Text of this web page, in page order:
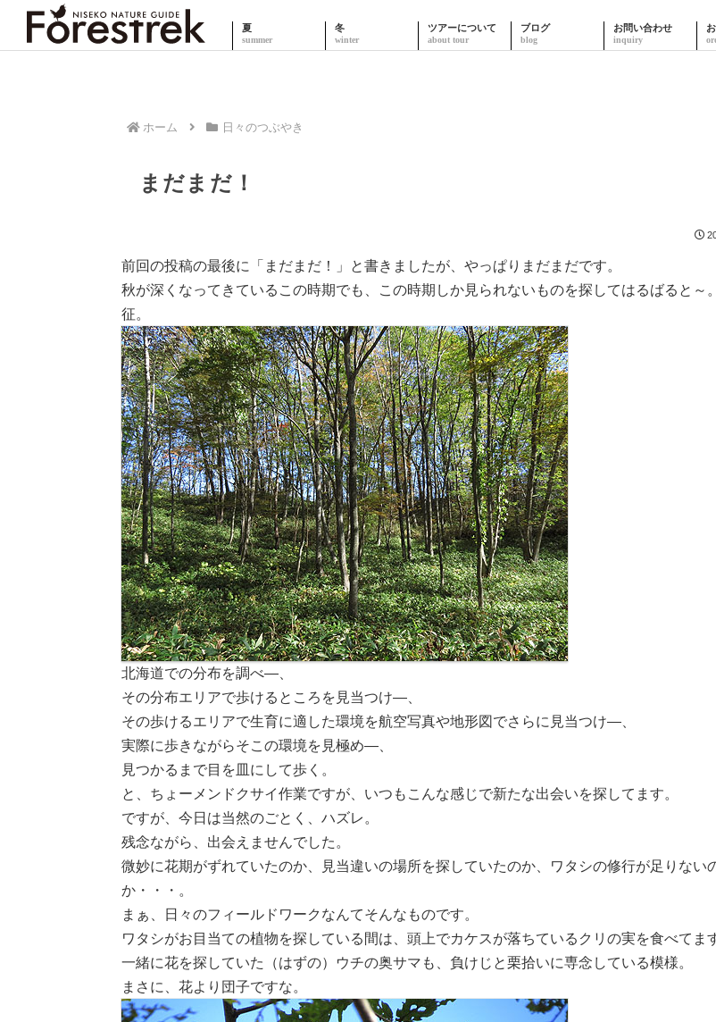
夏 冬 ツアーについて ブログ お問い合わせ
ホーム 日々のつぶやき
まだまだ！
前回の投稿の最後に「まだまだ！」と書きましたが、やっぱりまだまだです。
秋が深くなってきているこの時期でも、この時期しか見られないものを探してはるばると～
征。
北海道での分布を調べ―、
その分布エリアで歩けるところを見当つけ―、
その歩けるエリアで生育に適した環境を航空写真や地形図でさらに見当つけ―、
実際に歩きながらそこの環境を見極め―、
見つかるまで目を皿にして歩く。
と、ちょーメンドクサイ作業ですが、いつもこんな感じで新たな出会いを探してます。
ですが、今日は当然のごとく、ハズレ。
残念ながら、出会えませんでした。
微妙に花期がずれていたのか、見当違いの場所を探していたのか、ワタシの修行が足りない
か・・・。
まぁ、日々のフィールドワークなんてそんなものです。
ワタシがお目当ての植物を探している間は、頭上でカケスが落ちているクリの実を食べてま
一緒に花を探していた（はずの）ウチの奥サマも、負けじと栗拾いに専念している模様。
まさに、花より団子ですな。